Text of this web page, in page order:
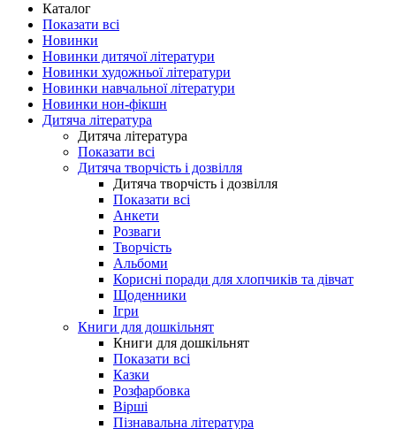
Каталог
Показати всі
Новинки
Новинки дитячої літератури
Новинки художньої літератури
Новинки навчальної літератури
Новинки нон-фікшн
Дитяча література
Дитяча література
Показати всі
Дитяча творчість і дозвілля
Дитяча творчість і дозвілля
Показати всі
Анкети
Розваги
Творчість
Альбоми
Корисні поради для хлопчиків та дівчат
Щоденники
Ігри
Книги для дошкільнят
Книги для дошкільнят
Показати всі
Казки
Розфарбовка
Вірші
Пізнавальна література